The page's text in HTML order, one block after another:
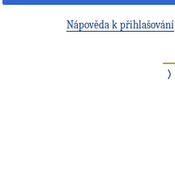
Nápověda k přihlašování